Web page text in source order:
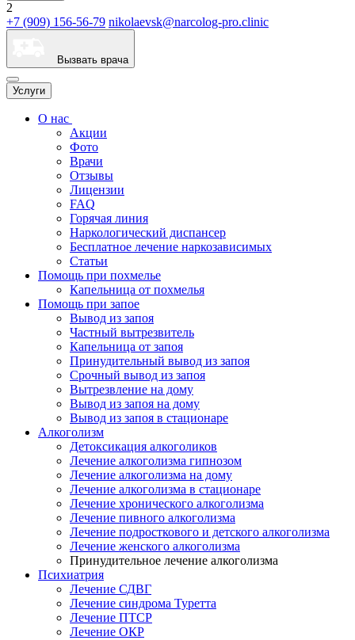
2
+7 (909) 156-56-79 nikolaevsk@narcolog-pro.clinic
Вызвать врача
Услуги
О нас
Акции
Фото
Врачи
Отзывы
Лицензии
FAQ
Горячая линия
Наркологический диспансер
Бесплатное лечение наркозависимых
Статьи
Помощь при похмелье
Капельница от похмелья
Помощь при запое
Вывод из запоя
Частный вытрезвитель
Капельница от запоя
Принудительный вывод из запоя
Срочный вывод из запоя
Вытрезвление на дому
Вывод из запоя на дому
Вывод из запоя в стационаре
Алкоголизм
Детоксикация алкоголиков
Лечение алкоголизма гипнозом
Лечение алкоголизма на дому
Лечение алкоголизма в стационаре
Лечение хронического алкоголизма
Лечение пивного алкоголизма
Лечение подросткового и детского алкоголизма
Лечение женского алкоголизма
Принудительное лечение алкоголизма
Психиатрия
Лечение СДВГ
Лечение синдрома Туретта
Лечение ПТСР
Лечение ОКР